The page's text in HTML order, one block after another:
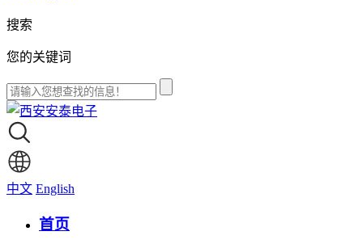
搜索
您的关键词
中文 English
首页